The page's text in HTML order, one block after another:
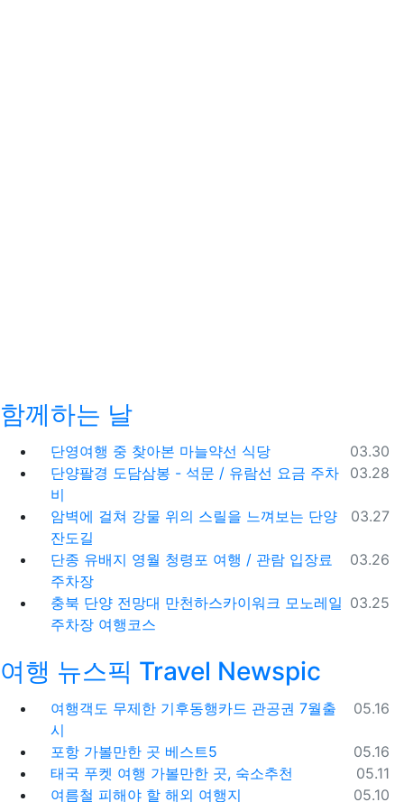
함께하는 날
등록일
03.30
단영여행 중 찾아본 마늘약선 식당
등록일
03.28
단양팔경 도담삼봉 - 석문 / 유람선 요금 주차
비
등록일
03.27
암벽에 걸쳐 강물 위의 스릴을 느껴보는 단양
잔도길
등록일
03.26
단종 유배지 영월 청령포 여행 / 관람 입장료
주차장
등록일
03.25
충북 단양 전망대 만천하스카이워크 모노레일
주차장 여행코스
여행 뉴스픽 Travel Newspic
등록일
05.16
여행객도 무제한 기후동행카드 관공권 7월출
시
등록일
05.16
포항 가볼만한 곳 베스트5
등록일
05.11
태국 푸켓 여행 가볼만한 곳, 숙소추천
등록일
05.10
여름철 피해야 할 해외 여행지